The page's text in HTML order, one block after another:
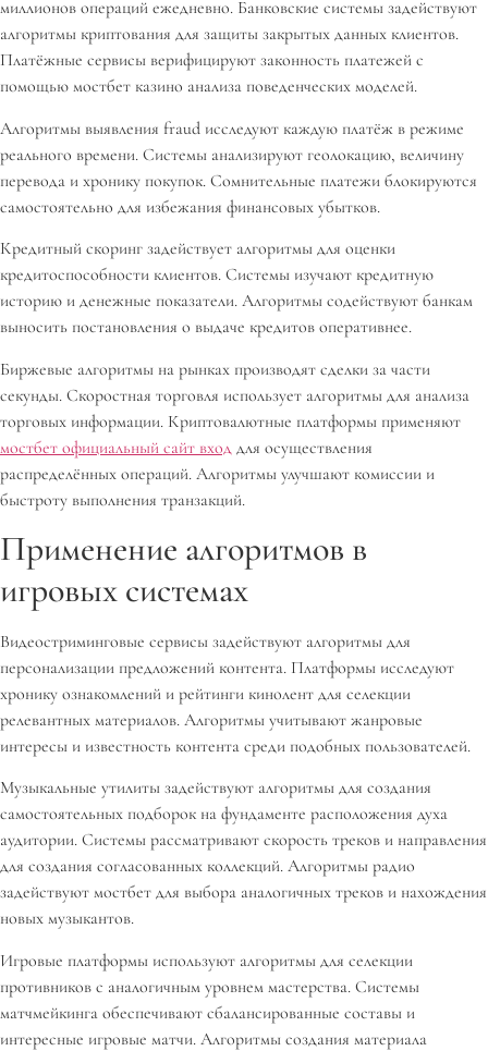
миллионов операций ежедневно. Банковские системы задействуют
алгоритмы криптования для защиты закрытых данных клиентов.
Платёжные сервисы верифицируют законность платежей с
помощью мостбет казино анализа поведенческих моделей.
Алгоритмы выявления fraud исследуют каждую платёж в режиме
реального времени. Системы анализируют геолокацию, величину
перевода и хронику покупок. Сомнительные платежи блокируются
самостоятельно для избежания финансовых убытков.
Кредитный скоринг задействует алгоритмы для оценки
кредитоспособности клиентов. Системы изучают кредитную
историю и денежные показатели. Алгоритмы содействуют банкам
выносить постановления о выдаче кредитов оперативнее.
Биржевые алгоритмы на рынках производят сделки за части
секунды. Скоростная торговля использует алгоритмы для анализа
торговых информации. Криптовалютные платформы применяют
мостбет официальный сайт вход для осуществления
распределённых операций. Алгоритмы улучшают комиссии и
быстроту выполнения транзакций.
Применение алгоритмов в
игровых системах
Видеостриминговые сервисы задействуют алгоритмы для
персонализации предложений контента. Платформы исследуют
хронику ознакомлений и рейтинги кинолент для селекции
релевантных материалов. Алгоритмы учитывают жанровые
интересы и известность контента среди подобных пользователей.
Музыкальные утилиты задействуют алгоритмы для создания
самостоятельных подборок на фундаменте расположения духа
аудитории. Системы рассматривают скорость треков и направления
для создания согласованных коллекций. Алгоритмы радио
задействуют мостбет для выбора аналогичных треков и нахождения
новых музыкантов.
Игровые платформы используют алгоритмы для селекции
противников с аналогичным уровнем мастерства. Системы
матчмейкинга обеспечивают сбалансированные составы и
интересные игровые матчи. Алгоритмы создания материала